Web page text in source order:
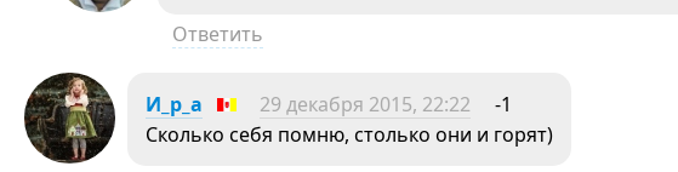
Ответить
И_р_а 29 декабря 2015, 22:22
-1
Сколько себя помню, столько они и горят)